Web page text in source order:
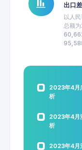
出口
以人
总额
2023年4月
析
2023年4月
析
2023年4月